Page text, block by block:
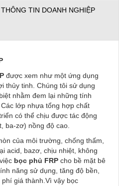
THÔNG TIN DOANH NGHIỆP
được xem như một ứng dụng
thủy tinh. Chúng tôi sử dụng
nhằm đem lại những tính
lớp nhựa tổng hợp chất
có thể chịu được tác động
ba-zơ) nồng độ cao.
của môi trường, chống thấm,
acid, bazơ, chịu nhiệt, không
bọc phủ FRP cho bề mặt bê
năng sử dụng, tăng độ bền,
giá thành.Vì vậy bọc